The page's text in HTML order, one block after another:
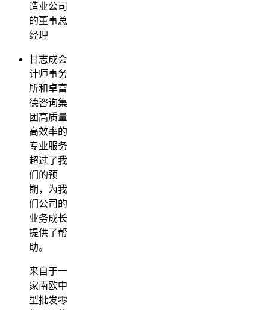
造业公司
的董事总
经理
甘志成会
计师事务
所和卓富
德咨询集
团高质量
高效率的
专业服务
超过了我
们的预
期，为我
们公司的
业务成长
提供了帮
助。
来自于一
家南欧中
型批发零